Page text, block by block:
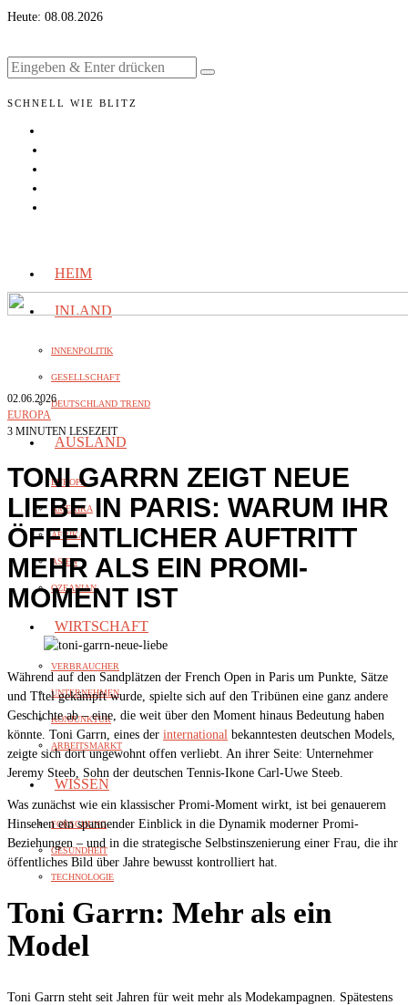
Heute: 08.08.2026
SCHNELL WIE BLITZ
HEIM
INLAND
INNENPOLITIK
GESELLSCHAFT
DEUTSCHLAND TREND
AUSLAND
EUROPA
AMERIKA
AFRIKA
ASIEN
OZEANIAN
WIRTSCHAFT
VERBRAUCHER
UNTERNEHMEN
KONJUNKTUR
ARBEITSMARKT
WISSEN
FORSCHUNG
GESUNDHEIT
TECHNOLOGIE
02.06.2026
EUROPA
3 MINUTEN LESEZEIT
TONI GARRN ZEIGT NEUE
LIEBE IN PARIS: WARUM IHR
ÖFFENTLICHER AUFTRITT
MEHR ALS EIN PROMI-
MOMENT IST
Während auf den Sandplätzen der French Open in Paris um Punkte, Sätze
und Titel gekämpft wurde, spielte sich auf den Tribünen eine ganz andere
Geschichte ab – eine, die weit über den Moment hinaus Bedeutung haben
könnte. Toni Garrn, eines der international bekanntesten deutschen Models,
zeigte sich dort ungewohnt offen verliebt. An ihrer Seite: Unternehmer
Jeremy Steeb, Sohn der deutschen Tennis-Ikone Carl-Uwe Steeb.
Was zunächst wie ein klassischer Promi-Moment wirkt, ist bei genauerem
Hinsehen ein spannender Einblick in die Dynamik moderner Promi-
Beziehungen – und in die strategische Selbstinszenierung einer Frau, die ihr
öffentliches Bild über Jahre bewusst kontrolliert hat.
Toni Garrn: Mehr als ein
Model
Toni Garrn steht seit Jahren für weit mehr als Modekampagnen. Spätestens